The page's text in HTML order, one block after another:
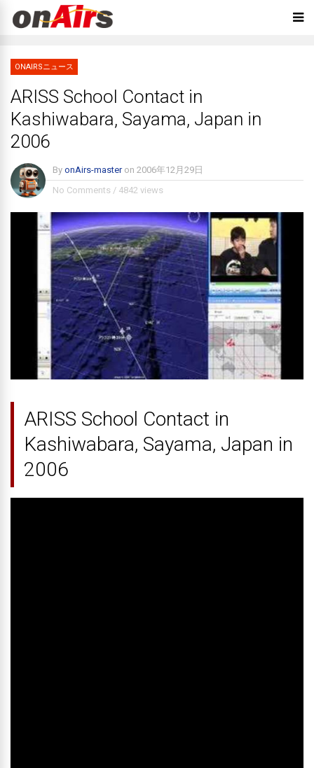
ONAIRSニュース
ARISS School Contact in
Kashiwabara, Sayama, Japan in
2006
By onAirs-masteron 2006年12月29日
No Comments / 4842 views
ARISS School Contact in
Kashiwabara, Sayama, Japan in
2006